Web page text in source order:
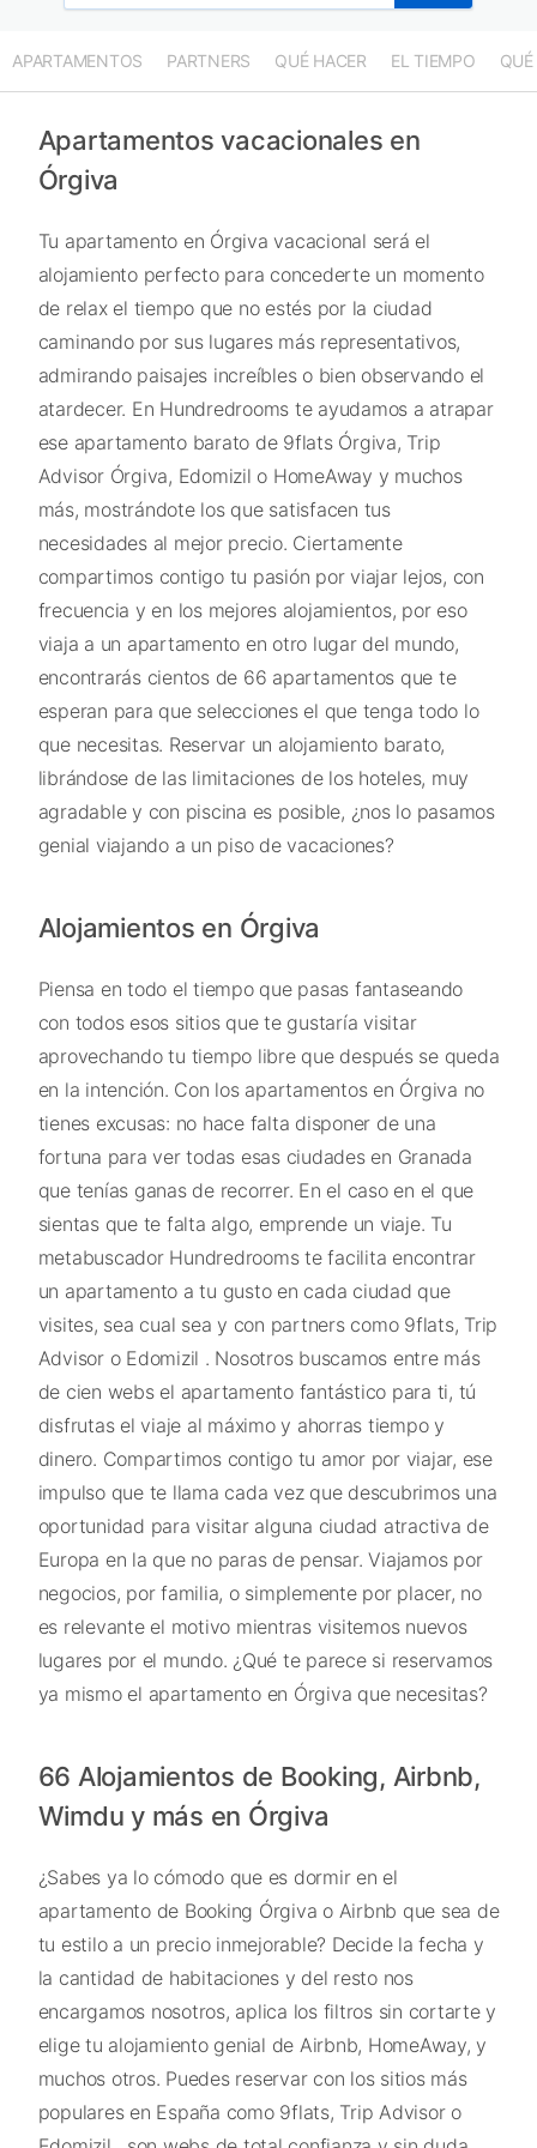
APARTAMENTOS PARTNERS QUÉ HACER EL TIEMPO QUÉ
Apartamentos vacacionales en
Órgiva
Tu apartamento en Órgiva vacacional será el
alojamiento perfecto para concederte un momento
de relax el tiempo que no estés por la ciudad
caminando por sus lugares más representativos,
admirando paisajes increíbles o bien observando el
atardecer. En Hundredrooms te ayudamos a atrapar
ese apartamento barato de 9flats Órgiva, Trip
Advisor Órgiva, Edomizil o HomeAway y muchos
más, mostrándote los que satisfacen tus
necesidades al mejor precio. Ciertamente
compartimos contigo tu pasión por viajar lejos, con
frecuencia y en los mejores alojamientos, por eso
viaja a un apartamento en otro lugar del mundo,
encontrarás cientos de 66 apartamentos que te
esperan para que selecciones el que tenga todo lo
que necesitas. Reservar un alojamiento barato,
librándose de las limitaciones de los hoteles, muy
agradable y con piscina es posible, ¿nos lo pasamos
genial viajando a un piso de vacaciones?
Alojamientos en Órgiva
Piensa en todo el tiempo que pasas fantaseando
con todos esos sitios que te gustaría visitar
aprovechando tu tiempo libre que después se queda
en la intención. Con los apartamentos en Órgiva no
tienes excusas: no hace falta disponer de una
fortuna para ver todas esas ciudades en Granada
que tenías ganas de recorrer. En el caso en el que
sientas que te falta algo, emprende un viaje. Tu
metabuscador Hundredrooms te facilita encontrar
un apartamento a tu gusto en cada ciudad que
visites, sea cual sea y con partners como 9flats, Trip
Advisor o Edomizil . Nosotros buscamos entre más
de cien webs el apartamento fantástico para ti, tú
disfrutas el viaje al máximo y ahorras tiempo y
dinero. Compartimos contigo tu amor por viajar, ese
impulso que te llama cada vez que descubrimos una
oportunidad para visitar alguna ciudad atractiva de
Europa en la que no paras de pensar. Viajamos por
negocios, por familia, o simplemente por placer, no
es relevante el motivo mientras visitemos nuevos
lugares por el mundo. ¿Qué te parece si reservamos
ya mismo el apartamento en Órgiva que necesitas?
66 Alojamientos de Booking, Airbnb,
Wimdu y más en Órgiva
¿Sabes ya lo cómodo que es dormir en el
apartamento de Booking Órgiva o Airbnb que sea de
tu estilo a un precio inmejorable? Decide la fecha y
la cantidad de habitaciones y del resto nos
encargamos nosotros, aplica los filtros sin cortarte y
elige tu alojamiento genial de Airbnb, HomeAway, y
muchos otros. Puedes reservar con los sitios más
populares en España como 9flats, Trip Advisor o